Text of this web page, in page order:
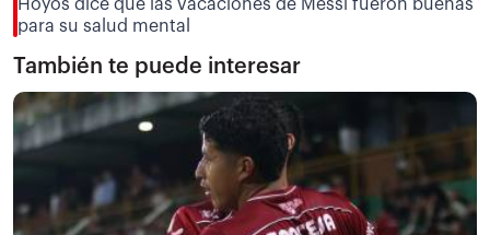
Hoyos dice que las vacaciones de Messi fueron buenas
para su salud mental
También te puede interesar